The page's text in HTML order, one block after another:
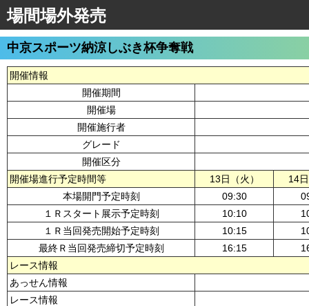
場間場外発売
中京スポーツ納涼しぶき杯争奪戦
開催情報
開催期間
開催場
開催施行者
グレード
開催区分
開催場進行予定時間等
13日（火）
14
本場開門予定時刻
09:30
１Ｒスタート展示予定時刻
10:10
１Ｒ当回発売開始予定時刻
10:15
最終Ｒ当回発売締切予定時刻
16:15
レース情報
あっせん情報
レース情報